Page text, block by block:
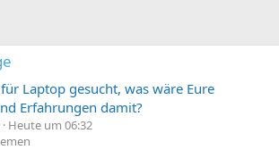
für Laptop gesucht, was wäre Eure
Erfahrungen damit?
Heute um 06:32